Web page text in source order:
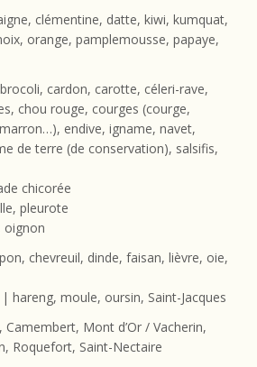
clémentine, datte, kiwi, kumquat,
orange, pamplemousse, papaye,
cardon, carotte, céleri-rave,
chou rouge, courges (courge,
endive, igname, navet,
de terre (de conservation), salsifis,
chicorée
pleurote
oignon
chevreuil, dinde, faisan, lièvre, oie,
hareng, moule, oursin, Saint-Jacques
Mont d’Or / Vacherin,
Roquefort, Saint-Nectaire